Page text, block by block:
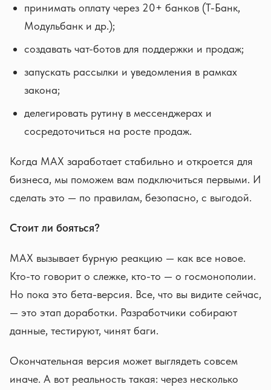
принимать оплату через 20+ банков (Т-Банк,
Модульбанк и др.);
создавать чат-ботов для поддержки и продаж;
запускать рассылки и уведомления в рамках
закона;
делегировать рутину в мессенджерах и
сосредоточиться на росте продаж.
Когда MAX заработает стабильно и откроется для
бизнеса, мы поможем вам подключиться первыми. И
сделать это — по правилам, безопасно, с выгодой.
Стоит ли бояться?
MAX вызывает бурную реакцию — как все новое.
Кто-то говорит о слежке, кто-то — о госмонополии.
Но пока это бета-версия. Все, что вы видите сейчас,
— это этап доработки. Разработчики собирают
данные, тестируют, чинят баги.
Окончательная версия может выглядеть совсем
иначе. А вот реальность такая: через несколько